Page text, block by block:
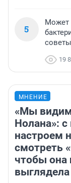
5
Может
советы
19
МНЕНИЕ
«Мы
Нолана»:
настроем
смотреть
чтобы она